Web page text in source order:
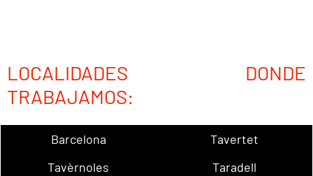
LOCALIDADES DONDE
TRABAJAMOS:
Barcelona
Tavertet
Tavèrnoles
Taradell